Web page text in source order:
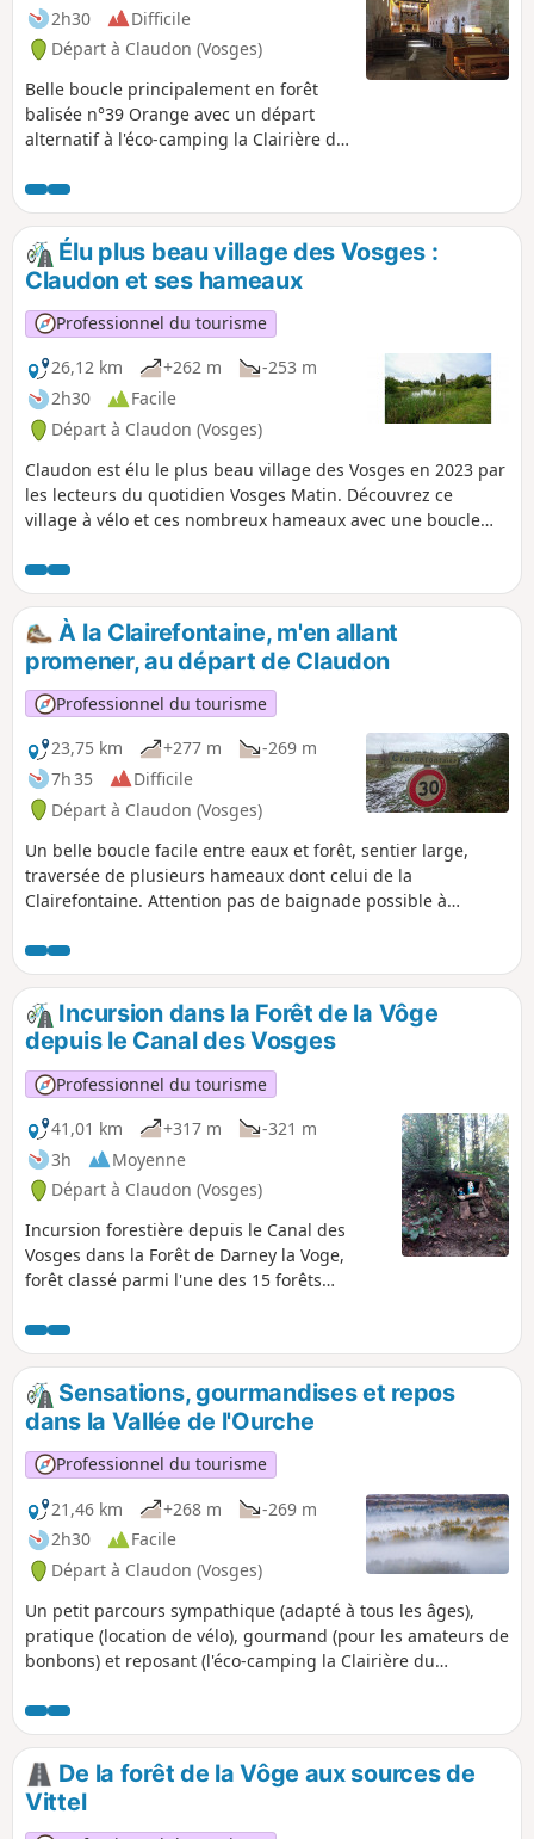
2h30
Difficile
Départ à Claudon (Vosges)
Belle boucle principalement en forêt
balisée n°39 Orange avec un départ
alternatif à l'éco-camping la Clairière du
Tatal). Vous traverserez une forêt
labellisée d'exception (15 forêts en
France ont ce label).
Élu plus beau village des Vosges :
Claudon et ses hameaux
Professionnel du tourisme
26,12 km
+262 m
-253 m
2h30
Facile
Départ à Claudon (Vosges)
Claudon est élu le plus beau village des Vosges en 2023 par
les lecteurs du quotidien Vosges Matin. Découvrez ce
village à vélo et ces nombreux hameaux avec une boucle
À la Clairefontaine, m'en allant
promener, au départ de Claudon
Professionnel du tourisme
23,75 km
+277 m
-269 m
7h 35
Difficile
Départ à Claudon (Vosges)
Un belle boucle facile entre eaux et forêt, sentier large,
traversée de plusieurs hameaux dont celui de la
Clairefontaine. Attention pas de baignade possible à
Saône plus bas qui prend sa source à quelques kilomètres
seulement.
Incursion dans la Forêt de la Vôge
depuis le Canal des Vosges
Professionnel du tourisme
41,01 km
+317 m
-321 m
3h
Moyenne
Départ à Claudon (Vosges)
Incursion forestière depuis le Canal des
Vosges dans la Forêt de Darney la Voge,
forêt classé parmi l'une des 15 forêts
mondialement reconnue pour la qualité de
ses chênes. Boucle depuis l'éco-camping de
la clairière du Verbamont.
Sensations, gourmandises et repos
dans la Vallée de l'Ourche
Professionnel du tourisme
21,46 km
+268 m
-269 m
2h30
Facile
Départ à Claudon (Vosges)
Un petit parcours sympathique (adapté à tous les âges),
pratique (location de vélo), gourmand (pour les amateurs de
bonbons) et reposant (l'éco-camping la Clairière du
plus belles forêts de France.
De la forêt de la Vôge aux sources de
Vittel